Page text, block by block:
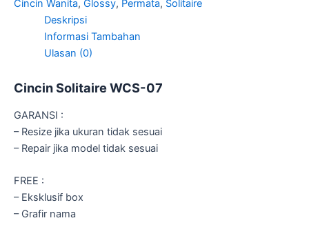
Cincin Wanita, Glossy, Permata, Solitaire
Deskripsi
Informasi Tambahan
Ulasan (0)
Cincin Solitaire WCS-07
GARANSI :
– Resize jika ukuran tidak sesuai
– Repair jika model tidak sesuai
FREE :
– Eksklusif box
– Grafir nama